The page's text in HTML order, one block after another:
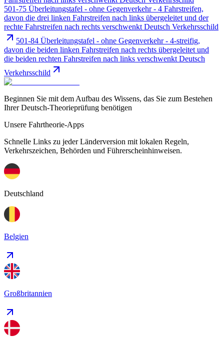
501-75 Überleitungstafel - ohne Gegenverkehr - 4 Fahrstreifen,
davon die drei linken Fahrstreifen nach links übergeleitet und der
rechte Fahrstreifen nach rechts verschwenkt Deutsch Verkehrsschild
501-84 Überleitungstafel - ohne Gegenverkehr - 4-streifig,
davon die beiden linken Fahrstreifen nach rechts übergeleitet und
die beiden rechten Fahrstreifen nach links verschwenkt Deutsch
Verkehrsschild
Beginnen Sie mit dem Aufbau des Wissens, das Sie zum Bestehen
Ihrer Deutsch-Theorieprüfung benötigen
Unsere Fahrtheorie-Apps
Schnelle Links zu jeder Länderversion mit lokalen Regeln,
Verkehrszeichen, Behörden und Führerscheinhinweisen.
Deutschland
Belgien
Großbritannien